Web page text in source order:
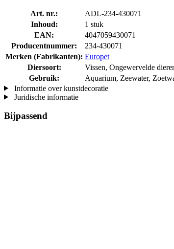
Art. nr.:
ADL-234-430071
Inhoud:
1 stuk
EAN:
4047059430071
Producentnummer:
234-430071
Merken (Fabrikanten): Europet
Diersoort:
Vissen, Ongewervelde
Gebruik:
Aquarium, Zeewater,
Informatie over kunstdecoratie
Juridische informatie
Bijpassend